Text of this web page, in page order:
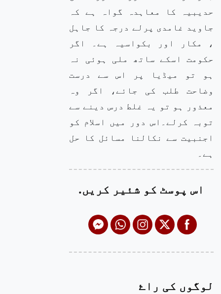
حدیبیہ کا معاہدہ گواہ ہے کہ
جاوید غامدی پرلے درجہ کا جاہل
، مکار اور بکواسیہ ہے۔ اگر
حکومت اسکے ساتھ ملی ہوئی نہ
ہو تو میڈیا پر اس سے درست
وضاحت طلب کی جائے، اگر وہ
معذور ہو تو یہ غلط درس دینے سے
توبہ کرلے۔اس دور میں اسلام کو
اجنبیت سے نکالنا مسائل کا حل
ہے۔
اس پوسٹ کو شئیر کریں.
لوگوں کی راۓ